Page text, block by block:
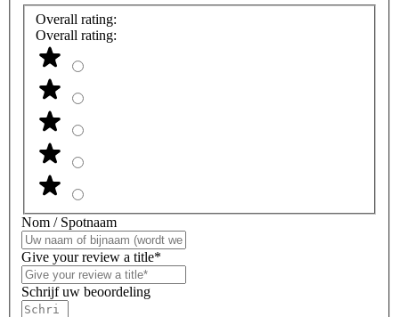
Overall rating:
Overall rating:
Nom / Spotnaam
Give your review a title*
Schrijf uw beoordeling